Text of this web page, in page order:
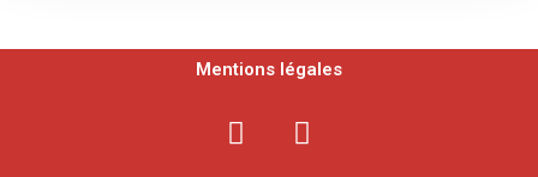
Mentions légales
F
a
Y
o